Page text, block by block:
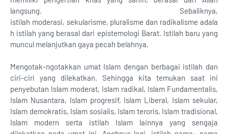
langsung. Sebaliknya,
istilah moderasi, sekularisme, pluralisme dan radikalisme adala
h istilah yang berasal dari epistemologi Barat. Istilah baru yang
muncul melanjutkan gaya pecah belahnya.
Mengotak-ngotakkan umat Islam dengan berbagai istilah dan
ciri-ciri yang dilekatkan. Sehingga kita temukan saat ini
penyebutan Islam moderat, Islam radikal, Islam Fundamentalis,
Islam Nusantara, Islam progresif, Islam Liberal, Islam sekular,
Islam demokratis, Islam sosialis, Islam teroris, Islam tradisional,
Islam modern serta istilah Islam lainnya yang sengaja